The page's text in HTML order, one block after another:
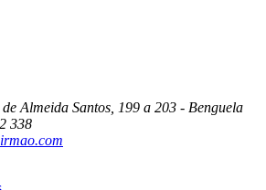
Almeida Santos, 199 a 203 - Benguela
338